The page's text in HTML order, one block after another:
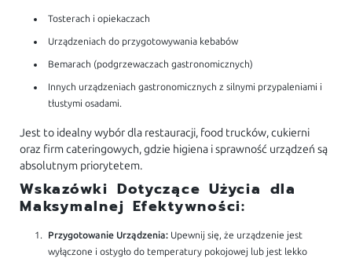
Tosterach i opiekaczach
Urządzeniach do przygotowywania kebabów
Bemarach (podgrzewaczach gastronomicznych)
Innych urządzeniach gastronomicznych z silnymi przypaleniami i
tłustymi osadami.
Jest to idealny wybór dla restauracji, food trucków, cukierni
oraz firm cateringowych, gdzie higiena i sprawność urządzeń są
absolutnym priorytetem.
Wskazówki Dotyczące Użycia dla
Maksymalnej Efektywności:
Przygotowanie Urządzenia: Upewnij się, że urządzenie jest
wyłączone i ostygło do temperatury pokojowej lub jest lekko